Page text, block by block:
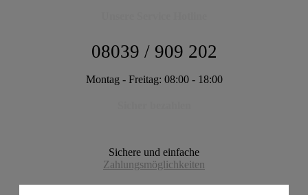
08039 / 909 202
Montag - Freitag: 08:00 - 18:00
Sichere und einfache
Zahlungsmöglichkeiten